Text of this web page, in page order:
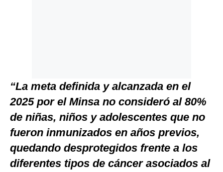
“La meta definida y alcanzada en el
2025 por el Minsa no consideró al 80%
de niñas, niños y adolescentes que no
fueron inmunizados en años previos,
quedando desprotegidos frente a los
diferentes tipos de cáncer asociados al